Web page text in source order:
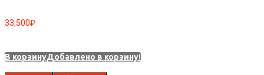
33,500₽
В корзинуДобавлено в корзину!